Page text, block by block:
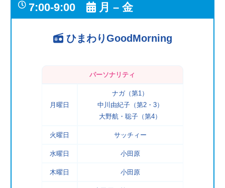
7:00-9:00 月 – 金
ひまわりGoodMorning
パーソナリティ
月曜日
ナガ（第1）
中川由紀子（第2・3）
大野航・聡子（第4）
火曜日 サッチィー
水曜日 小田原
木曜日 小田原